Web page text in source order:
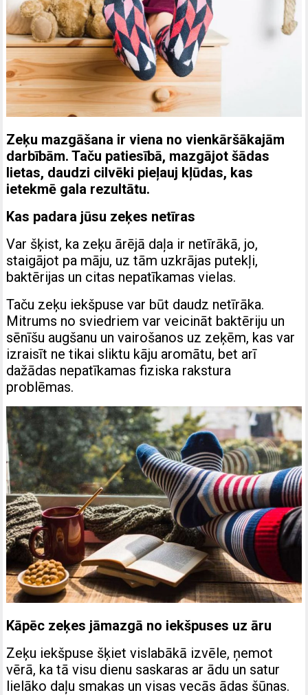
Zeķu mazgāšana ir viena no vienkāršākajām
darbībām. Taču patiesībā, mazgājot šādas
lietas, daudzi cilvēki pieļauj kļūdas, kas
ietekmē gala rezultātu.
Kas padara jūsu zeķes netīras
Var šķist, ka zeķu ārējā daļa ir netīrākā, jo,
staigājot pa māju, uz tām uzkrājas putekļi,
baktērijas un citas nepatīkamas vielas.
Taču zeķu iekšpuse var būt daudz netīrāka.
Mitrums no sviedriem var veicināt baktēriju un
sēnīšu augšanu un vairošanos uz zeķēm, kas var
izraisīt ne tikai sliktu kāju aromātu, bet arī
dažādas nepatīkamas fiziska rakstura
problēmas.
Kāpēc zeķes jāmazgā no iekšpuses uz āru
Zeķu iekšpuse šķiet vislabākā izvēle, ņemot
vērā, ka tā visu dienu saskaras ar ādu un satur
lielāko daļu smakas un visas vecās ādas šūnas.